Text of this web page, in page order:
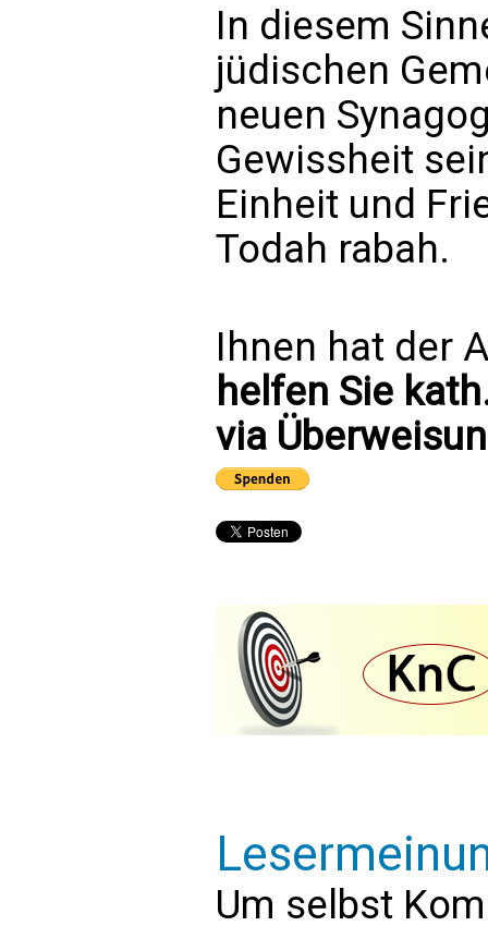
In diesem
jüdischen
neuen
Gewissheit
Einheit und
Todah rabah.
Ihnen hat der
helfen Sie
via
Um selbst